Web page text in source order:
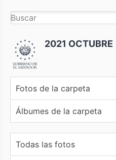
2021 OCTUBRE
Fotos de la carpeta
Álbumes de la carpeta
Todas las fotos